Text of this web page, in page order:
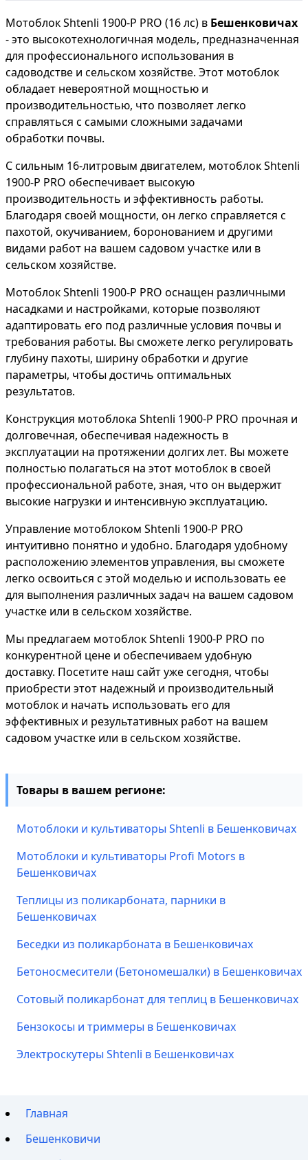
Мотоблок Shtenli 1900-P PRO (16 лс) в Бешенковичах
- это высокотехнологичная модель, предназначенная
для профессионального использования в
садоводстве и сельском хозяйстве. Этот мотоблок
обладает невероятной мощностью и
производительностью, что позволяет легко
справляться с самыми сложными задачами
обработки почвы.
С сильным 16-литровым двигателем, мотоблок Shtenli
1900-P PRO обеспечивает высокую
производительность и эффективность работы.
Благодаря своей мощности, он легко справляется с
пахотой, окучиванием, боронованием и другими
видами работ на вашем садовом участке или в
сельском хозяйстве.
Мотоблок Shtenli 1900-P PRO оснащен различными
насадками и настройками, которые позволяют
адаптировать его под различные условия почвы и
требования работы. Вы сможете легко регулировать
глубину пахоты, ширину обработки и другие
параметры, чтобы достичь оптимальных
результатов.
Конструкция мотоблока Shtenli 1900-P PRO прочная и
долговечная, обеспечивая надежность в
эксплуатации на протяжении долгих лет. Вы можете
полностью полагаться на этот мотоблок в своей
профессиональной работе, зная, что он выдержит
высокие нагрузки и интенсивную эксплуатацию.
Управление мотоблоком Shtenli 1900-P PRO
интуитивно понятно и удобно. Благодаря удобному
расположению элементов управления, вы сможете
легко освоиться с этой моделью и использовать ее
для выполнения различных задач на вашем садовом
участке или в сельском хозяйстве.
Мы предлагаем мотоблок Shtenli 1900-P PRO по
конкурентной цене и обеспечиваем удобную
доставку. Посетите наш сайт уже сегодня, чтобы
приобрести этот надежный и производительный
мотоблок и начать использовать его для
эффективных и результативных работ на вашем
садовом участке или в сельском хозяйстве.
Товары в вашем регионе:
Мотоблоки и культиваторы Shtenli в Бешенковичах
Мотоблоки и культиваторы Profi Motors в
Бешенковичах
Теплицы из поликарбоната, парники в
Бешенковичах
Беседки из поликарбоната в Бешенковичах
Бетоносмесители (Бетономешалки) в Бешенковичах
Сотовый поликарбонат для теплиц в Бешенковичах
Бензокосы и триммеры в Бешенковичах
Электроскутеры Shtenli в Бешенковичах
Главная
Бешенковичи